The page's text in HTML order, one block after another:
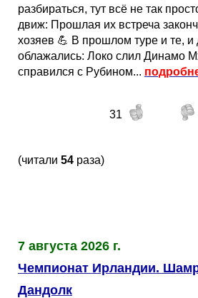
разбираться, тут всё не так
движ: Прошлая их встреча
хозяев 💪 В прошлом туре и те, и
облажались: Локо слил Динамо
справился с Рубином...
31
(читали 54 раза)
7 августа 2026 г.
Чемпионат Ирландии.
Дандолк